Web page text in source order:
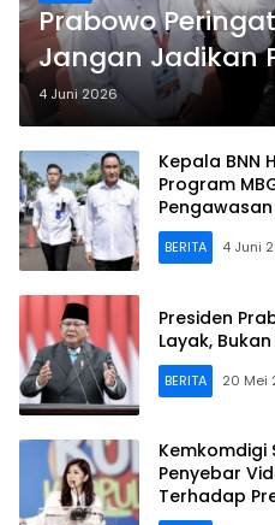
Prabowo
Jangan Jadikan
Ajang Korupsi
4 Juni 2026
Kepala BNN
Program
BERITA 4 Juni
Presiden
Layak,
BERITA 20 Mei
Kemkomdigi
Penyebar
Terhadap